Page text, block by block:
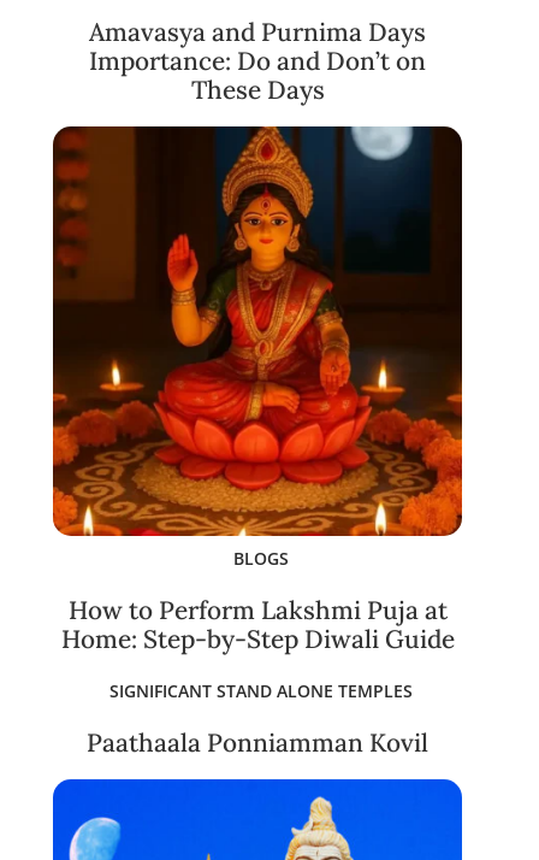
Amavasya and Purnima Days
Importance: Do and Don’t on
These Days
BLOGS
How to Perform Lakshmi Puja at
Home: Step-by-Step Diwali Guide
SIGNIFICANT STAND ALONE TEMPLES
Paathaala Ponniamman Kovil